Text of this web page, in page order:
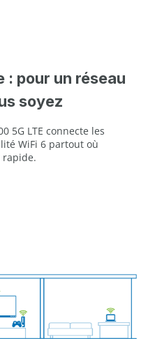
: pour un réseau
soyez
5G LTE connecte les
WiFi 6 partout où
rapide.